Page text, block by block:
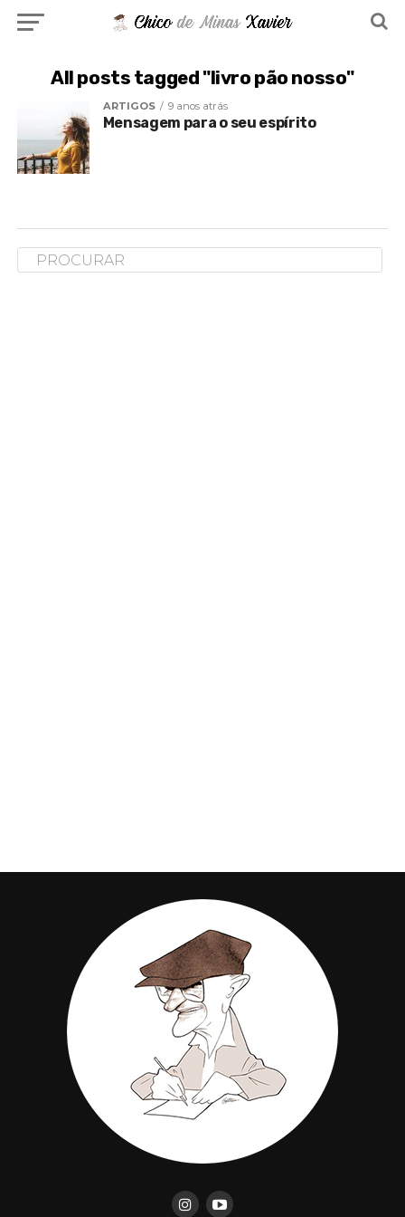
All posts tagged "livro pão nosso"
ARTIGOS 9 anos atrás
Mensagem para o seu espírito